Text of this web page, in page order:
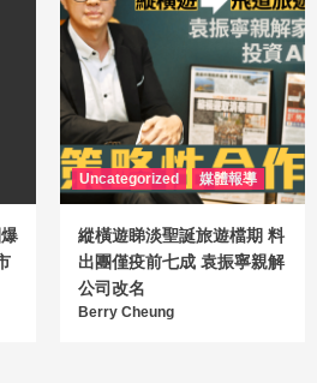
Uncategorized 媒體報導
縱橫遊睇淡聖誕旅遊檔期 料
出團僅疫前七成 袁振寧親解
公司改名
Berry Cheung